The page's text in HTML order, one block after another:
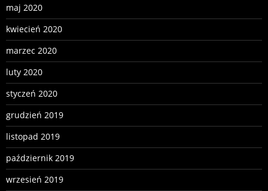
maj 2020
kwiecień 2020
marzec 2020
luty 2020
styczeń 2020
grudzień 2019
listopad 2019
październik 2019
wrzesień 2019